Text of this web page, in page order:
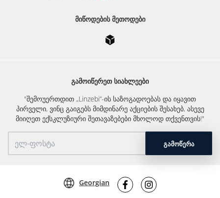
ᲛᲘᲬᲝᲓᲔᲑᲘᲡ ᲛᲔᲗᲝᲓᲔᲑᲘ
ᲒᲐᲛᲝᲘᲬᲔᲠᲔᲗ ᲡᲘᲐᲮᲚᲔᲔᲑᲘ
"შემოუერთდით „Linzebi“-ის საზოგადოებას და იყავით
პირველი, ვინც გაიგებს მიმდინარე აქციების შესახებ, ასევე
მიიღეთ ექსკლუზიური შეთავაზებები მხოლოდ თქვენთვის!"
ᲒᲐᲛᲝᲬᲔᲠᲐ
Georgian